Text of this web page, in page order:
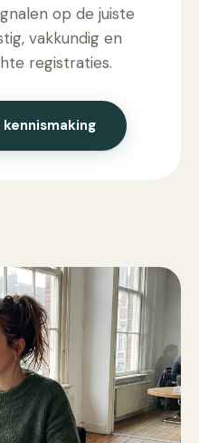
op de juiste
vakkundig en
registraties.